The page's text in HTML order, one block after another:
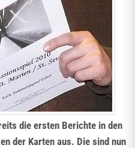
die ersten Berichte in den
der Karten aus. Die sind nun